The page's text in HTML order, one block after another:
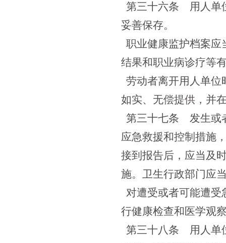
第三十六条 用人单
妥善保存。
职业健康监护档案应
结果和职业病诊疗等
劳动者离开用人单位
如实、无偿提供，并
第三十七条 发生或
应急救援和控制措施
接到报告后，应当及
施。卫生行政部门应
对遭受或者可能遭受
行健康检查和医学观
第三十八条 用人单